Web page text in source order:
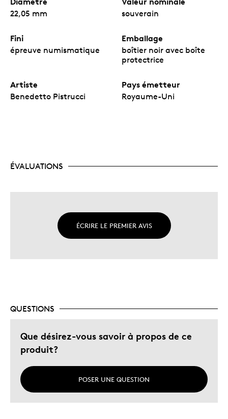
d’argent.
Un superbe cadeau pour un collectionneur en
Frappée au Royaume-Uni par la Royal Mint, une
société britannique.
22,05 mm souverain
Fini
épreuve numismatique
Emballage
boîtier noir avec boîte
protectrice
Artiste
Benedetto Pistrucci
Pays émetteur
Royaume-Uni
ÉVALUATIONS
ÉCRIRE LE PREMIER AVIS
QUESTIONS
Que désirez-vous savoir à propos de ce
produit?
POSER UNE QUESTION